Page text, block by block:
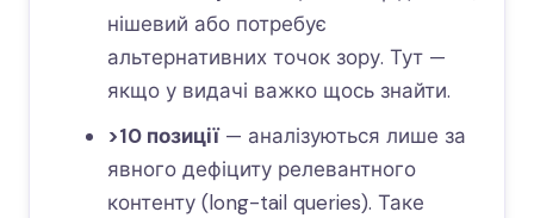
нішевий або потребує
альтернативних точок зору. Тут —
якщо у видачі важко щось знайти.
>10 позиції— аналізуються лише за
явного дефіциту релевантного
контенту (long-tail queries). Таке